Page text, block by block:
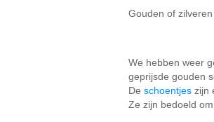
Gouden of
We hebben weer
geprijsde gouden
De schoentjes zijn
Ze zijn bedoeld